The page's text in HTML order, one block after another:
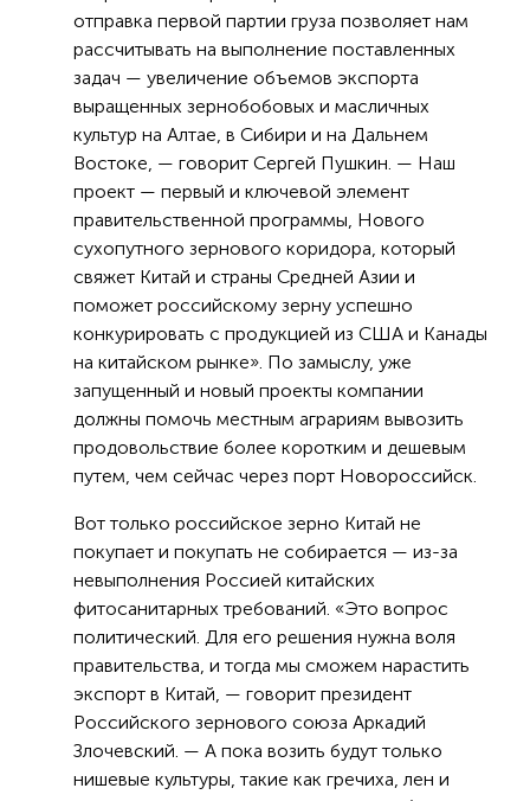
отправка первой партии груза позволяет нам
рассчитывать на выполнение поставленных
задач — увеличение объемов экспорта
выращенных зернобобовых и масличных
культур на Алтае, в Сибири и на Дальнем
Востоке, — говорит Сергей Пушкин. — Наш
проект — первый и ключевой элемент
правительственной программы, Нового
сухопутного зернового коридора, который
свяжет Китай и страны Средней Азии и
поможет российскому зерну успешно
конкурировать с продукцией из США и Канады
на китайском рынке». По замыслу, уже
запущенный и новый проекты компании
должны помочь местным аграриям вывозить
продовольствие более коротким и дешевым
путем, чем сейчас через порт Новороссийск.
Вот только российское зерно Китай не
покупает и покупать не собирается — из-за
невыполнения Россией китайских
фитосанитарных требований. «Это вопрос
политический. Для его решения нужна воля
правительства, и тогда мы сможем нарастить
экспорт в Китай, — говорит президент
Российского зернового союза Аркадий
Злочевский. — А пока возить будут только
нишевые культуры, такие как гречиха, лен и